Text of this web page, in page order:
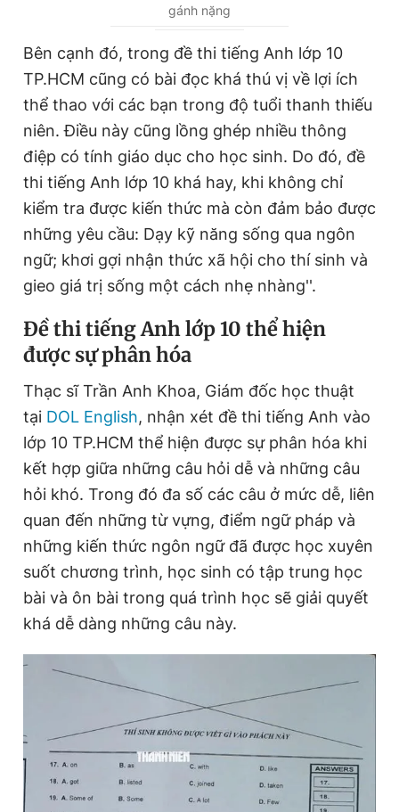
e
n
T
i
m
e
t
o
n
gánh nặng
Bên cạnh đó, trong đề thi tiếng Anh lớp 10
TP.HCM cũng có bài đọc khá thú vị về lợi ích
thể thao với các bạn trong độ tuổi thanh thiếu
niên. Điều này cũng lồng ghép nhiều thông
điệp có tính giáo dục cho học sinh. Do đó, đề
thi tiếng Anh lớp 10 khá hay, khi không chỉ
kiểm tra được kiến thức mà còn đảm bảo được
những yêu cầu: Dạy kỹ năng sống qua ngôn
ngữ; khơi gợi nhận thức xã hội cho thí sinh và
gieo giá trị sống một cách nhẹ nhàng''.
Đề thi tiếng Anh lớp 10 thể hiện
được sự phân hóa
Thạc sĩ Trần Anh Khoa, Giám đốc học thuật
tại DOL English, nhận xét đề thi tiếng Anh vào
lớp 10 TP.HCM thể hiện được sự phân hóa khi
kết hợp giữa những câu hỏi dễ và những câu
hỏi khó. Trong đó đa số các câu ở mức dễ, liên
quan đến những từ vựng, điểm ngữ pháp và
những kiến thức ngôn ngữ đã được học xuyên
suốt chương trình, học sinh có tập trung học
bài và ôn bài trong quá trình học sẽ giải quyết
khá dễ dàng những câu này.